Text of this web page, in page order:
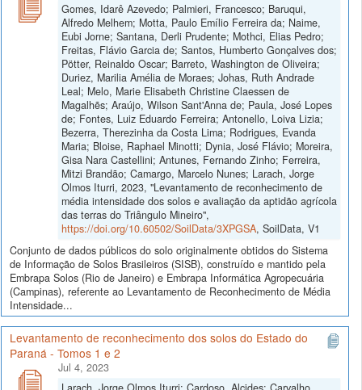
Gomes, Idarê Azevedo; Palmieri, Francesco; Baruqui,
Alfredo Melhem; Motta, Paulo Emílio Ferreira da; Naime,
Eubi Jorne; Santana, Derli Prudente; Mothci, Elias Pedro;
Freitas, Flávio Garcia de; Santos, Humberto Gonçalves dos;
Pötter, Reinaldo Oscar; Barreto, Washington de Oliveira;
Duriez, Marilia Amélia de Moraes; Johas, Ruth Andrade
Leal; Melo, Marie Elisabeth Christine Claessen de
Magalhẽs; Araújo, Wilson Sant'Anna de; Paula, José Lopes
de; Fontes, Luiz Eduardo Ferreira; Antonello, Loiva Lizia;
Bezerra, Therezinha da Costa Lima; Rodrigues, Evanda
Maria; Bloise, Raphael Minotti; Dynia, José Flávio; Moreira,
Gisa Nara Castellini; Antunes, Fernando Zinho; Ferreira,
Mitzi Brandão; Camargo, Marcelo Nunes; Larach, Jorge
Olmos Iturri, 2023, "Levantamento de reconhecimento de
média intensidade dos solos e avaliação da aptidão agrícola
das terras do Triângulo Mineiro",
https://doi.org/10.60502/SoilData/3XPGSA, SoilData, V1
Conjunto de dados públicos do solo originalmente obtidos do Sistema
de Informação de Solos Brasileiros (SISB), construído e mantido pela
Embrapa Solos (Rio de Janeiro) e Embrapa Informática Agropecuária
(Campinas), referente ao Levantamento de Reconhecimento de Média
Intensidade...
Levantamento de reconhecimento dos solos do Estado do
Paraná - Tomos 1 e 2
Jul 4, 2023